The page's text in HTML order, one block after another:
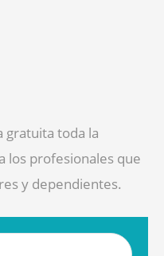
gratuita toda la
los profesionales que
y dependientes.